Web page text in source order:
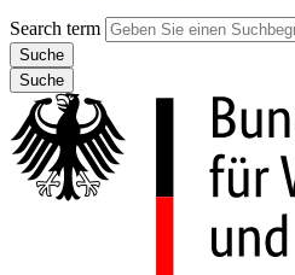
Search term
Suche